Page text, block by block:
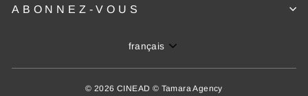
ABONNEZ-VOUS
Langue
français
© 2026 CINEAD © Tamara Agency